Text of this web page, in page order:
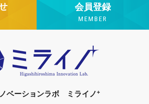
会員登録
MEMBER
ベーションラボ ミライノ+